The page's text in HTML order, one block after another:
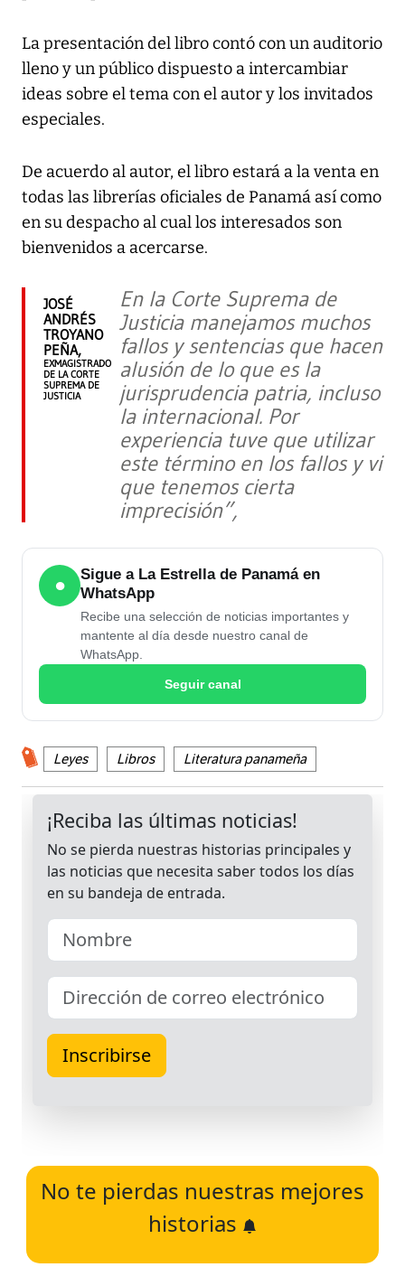
La presentación del libro contó con un auditorio
lleno y un público dispuesto a intercambiar
ideas sobre el tema con el autor y los invitados
especiales.
De acuerdo al autor, el libro estará a la venta en
todas las librerías oficiales de Panamá así como
en su despacho al cual los interesados son
bienvenidos a acercarse.
JOSÉ
ANDRÉS
TROYANO
PEÑA,
EXMAGISTRADO
DE LA CORTE
SUPREMA DE
JUSTICIA
En la Corte Suprema de
Justicia manejamos muchos
fallos y sentencias que hacen
alusión de lo que es la
jurisprudencia patria, incluso
la internacional. Por
experiencia tuve que utilizar
este término en los fallos y vi
que tenemos cierta
imprecisión”,
●
Sigue a La Estrella de Panamá en
WhatsApp
Recibe una selección de noticias importantes y
mantente al día desde nuestro canal de
WhatsApp.
Seguir canal
Leyes Libros Literatura panameña
No te pierdas nuestras mejores
historias